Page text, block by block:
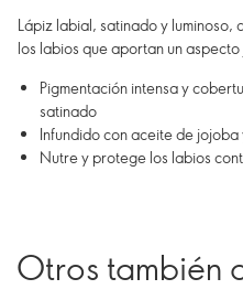
Lápiz labial, satinado y
los labios que aportan un
Pigmentación intensa y
satinado
Infundido con aceite de jojoba
Nutre y protege los labios
Otros también